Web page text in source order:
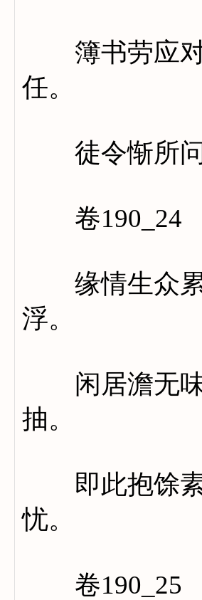
簿书劳应对
任。
徒令惭所问
卷190_24 「
缘情生众累
浮。
闲居澹无味
抽。
即此抱馀素
忧。
卷190_25